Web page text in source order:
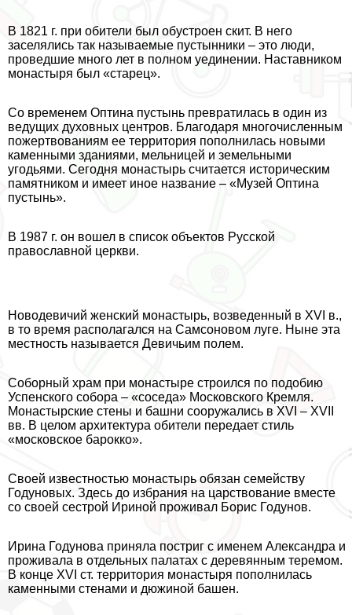
В 1821 г. при обители был обустроен скит. В него
заселялись так называемые пустынники – это люди,
проведшие много лет в полном уединении. Наставником
монастыря был «старец».
Со временем Оптина пустынь превратилась в один из
ведущих духовных центров. Благодаря многочисленным
пожертвованиям ее территория пополнилась новыми
каменными зданиями, мельницей и земельными
угодьями. Сегодня монастырь считается историческим
памятником и имеет иное название – «Музей Оптина
пустынь».
В 1987 г. он вошел в список объектов Русской
православной церкви.
Новодевичий женский монастырь, возведенный в XVI в.,
в то время располагался на Самсоновом луге. Ныне эта
местность называется Девичьим полем.
Соборный храм при монастыре строился по подобию
Успенского собора – «соседа» Московского Кремля.
Монастырские стены и башни сооружались в XVI – XVII
вв. В целом архитектура обители передает стиль
«московское барокко».
Своей известностью монастырь обязан семейству
Годуновых. Здесь до избрания на царствование вместе
со своей сестрой Ириной проживал Борис Годунов.
Ирина Годунова приняла постриг с именем Александра и
проживала в отдельных палатах с деревянным теремом.
В конце XVI ст. территория монастыря пополнилась
каменными стенами и дюжиной башен.